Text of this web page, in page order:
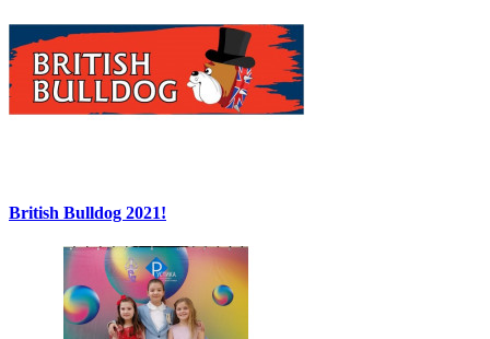
British Bulldog 2021!